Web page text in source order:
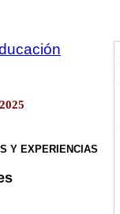
Y EXPERIENCIAS